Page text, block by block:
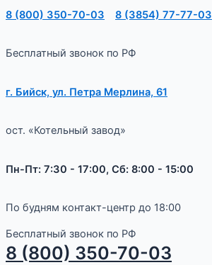
8 (800) 350-70-03 8 (3854) 77-77-03
Бесплатный звонок по РФ
г. Бийск, ул. Петра Мерлина, 61
ост. «Котельный завод»
Пн-Пт: 7:30 - 17:00, Сб: 8:00 - 15:00
По будням контакт-центр до 18:00
Бесплатный звонок по РФ
8 (800) 350-70-03